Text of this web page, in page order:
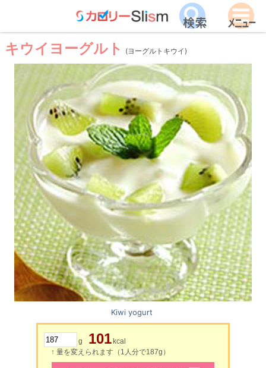
キウイヨーグルト (ヨーグルトキウイ)
Kiwi yogurt
g 101 kcal
↑ 量を変えられます（1人分で187g）